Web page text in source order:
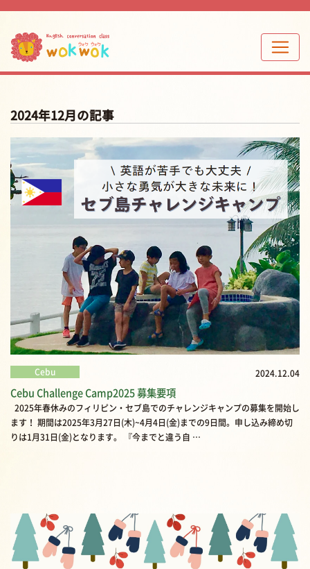
2024年12月の記事
Cebu 2024.12.04
Cebu Challenge Camp2025 募集要項
2025年春休みのフィリピン・セブ島でのチャレンジキャンプの募集を開始し
ます！ 期間は2025年3月27日(木)~4月4日(金)までの9日間。申し込み締め切
りは1月31日(金)となります。 『今までと違う自 …